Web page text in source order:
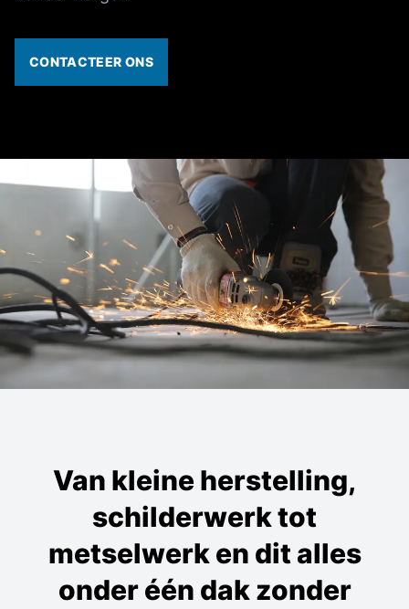
CONTACTEER ONS
Van kleine herstelling,
schilderwerk tot
metselwerk en dit alles
onder één dak zonder